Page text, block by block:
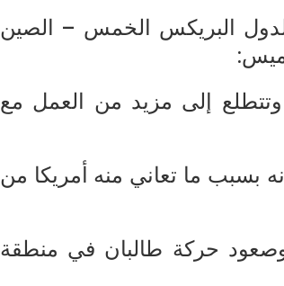
البريكس الخمس – الصين
إلى مزيد من العمل مع
بسبب ما تعاني منه أمريكا من
حركة طالبان في منطقة